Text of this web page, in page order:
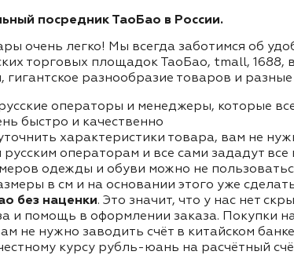
посредник ТаоБао в России.
очень легко! Мы всегда заботимся об
торговых площадок ТаоБао, tmall, 1688,
гигантское разнообразие товаров и
операторы и менеджеры, которые
быстро и качественно
характеристики товара, вам не
операторам и все сами зададут все
одежды и обуви можно не
в см и на основании этого уже
без наценки. Это значит, что у нас нет
и помощь в оформлении заказа. Покупки
не нужно заводить счёт в китайском
курсу рубль-юань на расчётный